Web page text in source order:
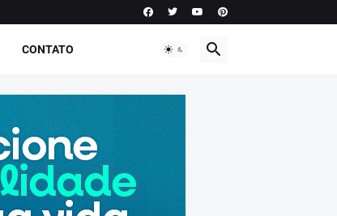
CONTATO